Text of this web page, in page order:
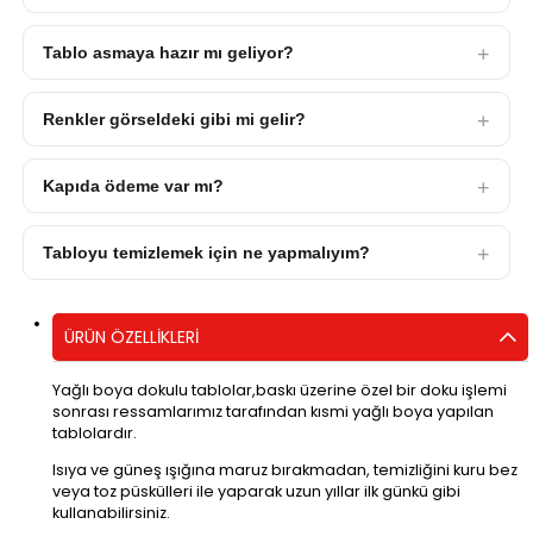
Tablo asmaya hazır mı geliyor?
Renkler görseldeki gibi mi gelir?
Kapıda ödeme var mı?
Tabloyu temizlemek için ne yapmalıyım?
ÜRÜN ÖZELLIKLERI
Yağlı boya dokulu tablolar,baskı üzerine özel bir doku işlemi
sonrası ressamlarımız tarafından kısmi yağlı boya yapılan
tablolardır.
Isıya ve güneş ışığına maruz bırakmadan, temizliğini kuru bez
veya toz püskülleri ile yaparak uzun yıllar ilk günkü gibi
kullanabilirsiniz.